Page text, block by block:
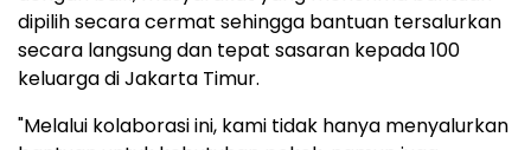
dipilih secara cermat sehingga bantuan tersalurkan
secara langsung dan tepat sasaran kepada 100
keluarga di Jakarta Timur.
"Melalui kolaborasi ini, kami tidak hanya menyalurkan